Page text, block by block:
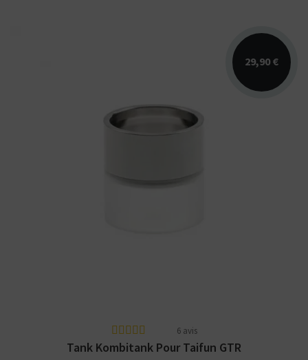
29,90 €
6 avis
Tank Kombitank Pour Taifun GTR